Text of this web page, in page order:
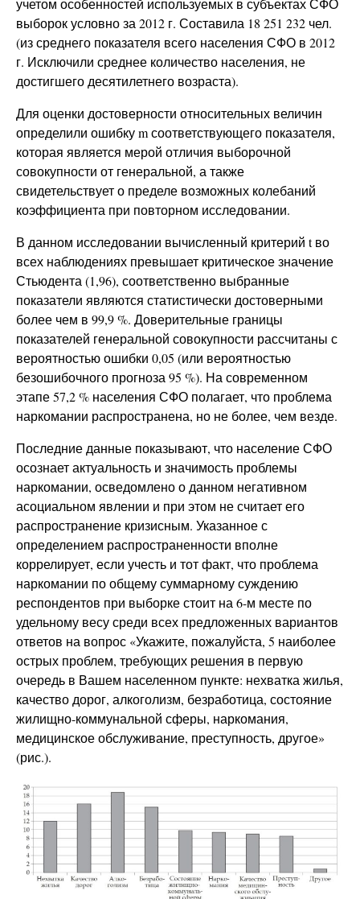
учетом особенностей используемых в субъектах СФО
выборок условно за 2012 г. Составила 18 251 232 чел.
(из среднего показателя всего населения СФО в 2012
г. Исключили среднее количество населения, не
достигшего десятилетнего возраста).
Для оценки достоверности относительных величин
определили ошибку m соответствующего показателя,
которая является мерой отличия выборочной
совокупности от генеральной, а также
свидетельствует о пределе возможных колебаний
коэффициента при повторном исследовании.
В данном исследовании вычисленный критерий t во
всех наблюдениях превышает критическое значение
Стьюдента (1,96), соответственно выбранные
показатели являются статистически достоверными
более чем в 99,9 %. Доверительные границы
показателей генеральной совокупности рассчитаны с
вероятностью ошибки 0,05 (или вероятностью
безошибочного прогноза 95 %). На современном
этапе 57,2 % населения СФО полагает, что проблема
наркомании распространена, но не более, чем везде.
Последние данные показывают, что население СФО
осознает актуальность и значимость проблемы
наркомании, осведомлено о данном негативном
асоциальном явлении и при этом не считает его
распространение кризисным. Указанное с
определением распространенности вполне
коррелирует, если учесть и тот факт, что проблема
наркомании по общему суммарному суждению
респондентов при выборке стоит на 6-м месте по
удельному весу среди всех предложенных вариантов
ответов на вопрос «Укажите, пожалуйста, 5 наиболее
острых проблем, требующих решения в первую
очередь в Вашем населенном пункте: нехватка жилья,
качество дорог, алкоголизм, безработица, состояние
жилищно-коммунальной сферы, наркомания,
медицинское обслуживание, преступность, другое»
(рис.).